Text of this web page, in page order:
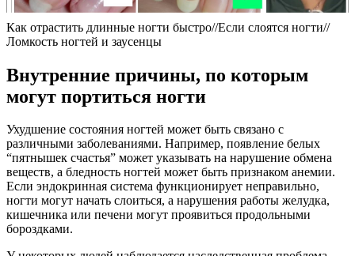
Как отрастить длинные ногти быстро//Если слоятся ногти//
Ломкость ногтей и заусенцы
Внутренние причины, по которым
могут портиться ногти
Ухудшение состояния ногтей может быть связано с
различными заболеваниями. Например, появление белых
“пятнышек счастья” может указывать на нарушение обмена
веществ, а бледность ногтей может быть признаком анемии.
Если эндокринная система функционирует неправильно,
ногти могут начать слоиться, а нарушения работы желудка,
кишечника или печени могут проявиться продольными
бороздками.